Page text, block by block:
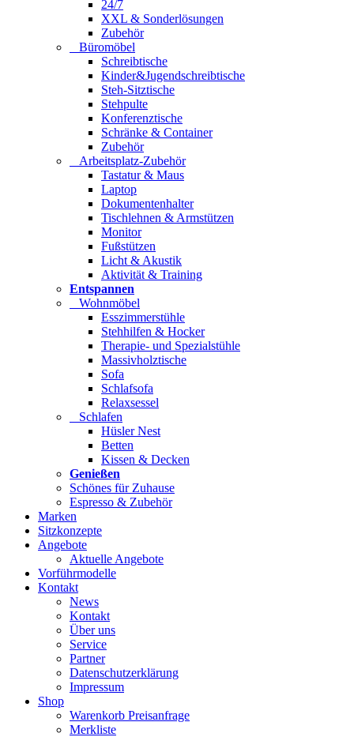
24/7
XXL & Sonderlösungen
Zubehör
Büromöbel
Schreibtische
Kinder&Jugendschreibtische
Steh-Sitztische
Stehpulte
Konferenztische
Schränke & Container
Zubehör
Arbeitsplatz-Zubehör
Tastatur & Maus
Laptop
Dokumentenhalter
Tischlehnen & Armstützen
Monitor
Fußstützen
Licht & Akustik
Aktivität & Training
Entspannen
Wohnmöbel
Esszimmerstühle
Stehhilfen & Hocker
Therapie- und Spezialstühle
Massivholztische
Sofa
Schlafsofa
Relaxsessel
Schlafen
Hüsler Nest
Betten
Kissen & Decken
Genießen
Schönes für Zuhause
Espresso & Zubehör
Marken
Sitzkonzepte
Angebote
Aktuelle Angebote
Vorführmodelle
Kontakt
News
Kontakt
Über uns
Service
Partner
Datenschutzerklärung
Impressum
Shop
Warenkorb Preisanfrage
Merkliste